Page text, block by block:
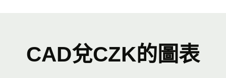
CAD兌CZK的圖表